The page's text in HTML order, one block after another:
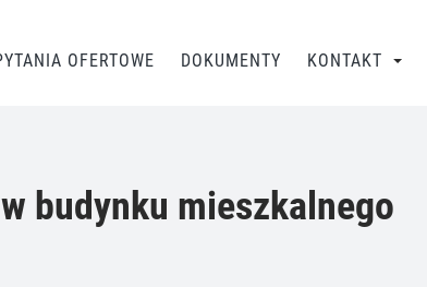
OFERTOWE DOKUMENTY KONTAKT
budynku mieszkalnego